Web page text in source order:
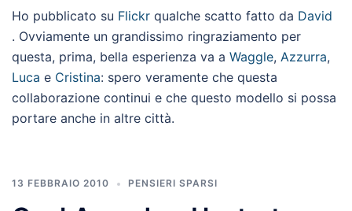
Ho pubblicato su Flickr qualche scatto fatto da David
. Ovviamente un grandissimo ringraziamento per
questa, prima, bella esperienza va a Waggle, Azzurra,
Luca e Cristina: spero veramente che questa
collaborazione continui e che questo modello si possa
portare anche in altre città.
13 FEBBRAIO 2010 PENSIERI SPARSI